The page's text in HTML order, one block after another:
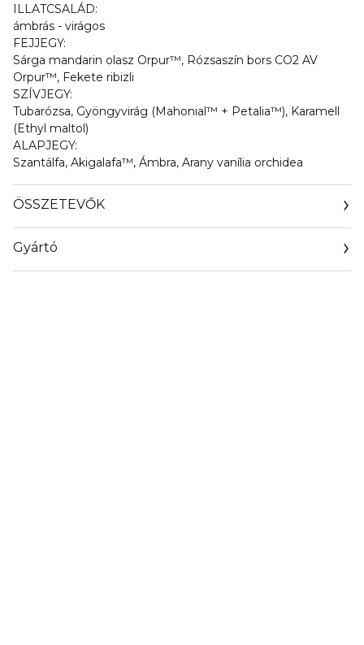
ILLATCSALÁD:
ámbrás - virágos
FEJJEGY:
Sárga mandarin olasz Orpur™, Rózsaszín bors CO2 AV
Orpur™, Fekete ribizli
SZÍVJEGY:
Tubarózsa, Gyöngyvirág (Mahonial™ + Petalia™), Karamell
(Ethyl maltol)
ALAPJEGY:
Szantálfa, Akigalafa™, Ámbra, Arany vanília orchidea
ÖSSZETEVŐK
Gyártó